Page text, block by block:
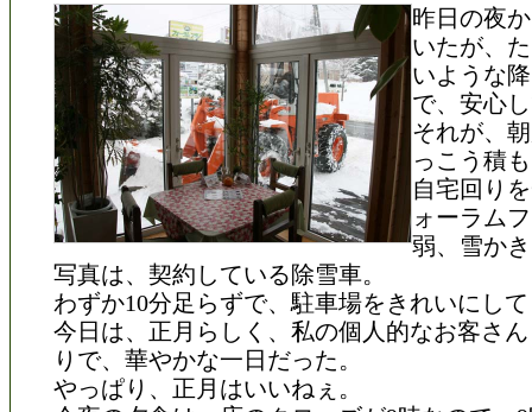
昨日の夜
いたが、
いような
で、安心
それが、
っこう積
自宅回り
ォーラム
弱、雪か
写真は、契約している除雪車。
わずか10分足らずで、駐車場をきれいにし
今日は、正月らしく、私の個人的なお客さ
りで、華やかな一日だった。
やっぱり、正月はいいねぇ。